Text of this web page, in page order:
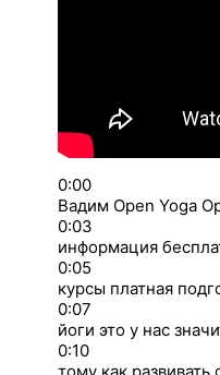
0:00
Вадим Open Yoga
0:03
информация
0:05
курсы платная
0:07
йоги это у нас
0:10